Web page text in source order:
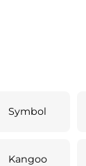
Symbol
Kangoo